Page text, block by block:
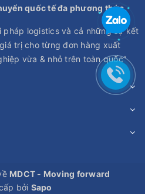
quốc tế đa phương thức.
pháp logistics và cả những sự kết
trị cho từng đơn hàng xuất
vừa & nhỏ trên toàn quốc”
MDCT - Moving forward
bởi Sapo